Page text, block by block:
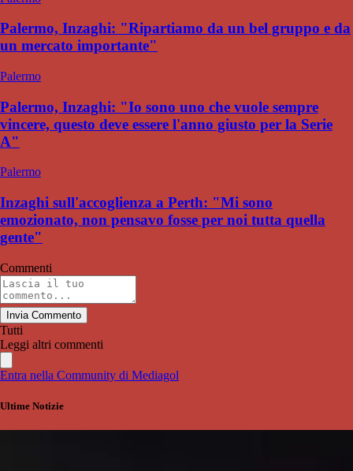
Palermo, Inzaghi: "Ripartiamo da un bel gruppo e da
un mercato importante"
Palermo
Palermo, Inzaghi: "Io sono uno che vuole sempre
vincere, questo deve essere l'anno giusto per la Serie
A"
Palermo
Inzaghi sull'accoglienza a Perth: "Mi sono
emozionato, non pensavo fosse per noi tutta quella
gente"
Commenti
Invia Commento
Tutti
Leggi altri commenti
Entra nella Community di Mediagol
Ultime Notizie